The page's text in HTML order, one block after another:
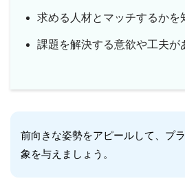
求める人材とマッチするかを
課題を解決する意欲や工夫が
前向きな姿勢をアピールして、プ
象を与えましょう。